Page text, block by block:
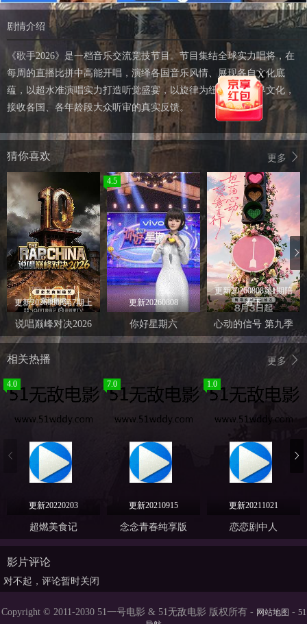
剧情介绍
《歌手2026》是一档音乐交流竞技节目。节目集结全球实力唱将，在
每周的直播比拼中高能开唱，演绎各国音乐风情、展现各自文化底
蕴，以超水准演唱实力打造听觉盛宴，以旋律为纽带联结世界文化，
接收各国、各年龄段大众听审的真实反馈。
更多
猜你喜欢
更新20260808第7期上
说唱巅峰对决2026
4.5
更新20260808
你好星期六
更新20260808第1期陪
看下
心动的信号 第九季
更多
相关热播
4.0
更新20220203
超燃美食记
7.0
更新20210915
念念青春纯享版
1.0
更新20211021
恋恋剧中人
影片评论
对不起，评论暂时关闭
Copyright © 2011-2030 51一号电影 & 51无敌电影 版权所有 - 网站地图 - 51
X